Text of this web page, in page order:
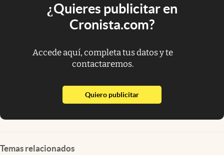
¿Quieres publicitar en
Cronista.com?
Accede aquí, completa tus datos y te
contactaremos.
Quiero publicitarabre en nueva pestaña
Temas relacionados